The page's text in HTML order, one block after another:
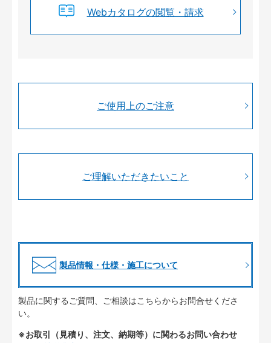
Webカタログの閲覧・請求
ご使用上のご注意
ご理解いただきたいこと
製品情報・仕様・施工について
製品に関するご質問、ご相談はこちらからお問合せくださ
い。
※お取引（見積り、注文、納期等）に関わるお問い合わせ